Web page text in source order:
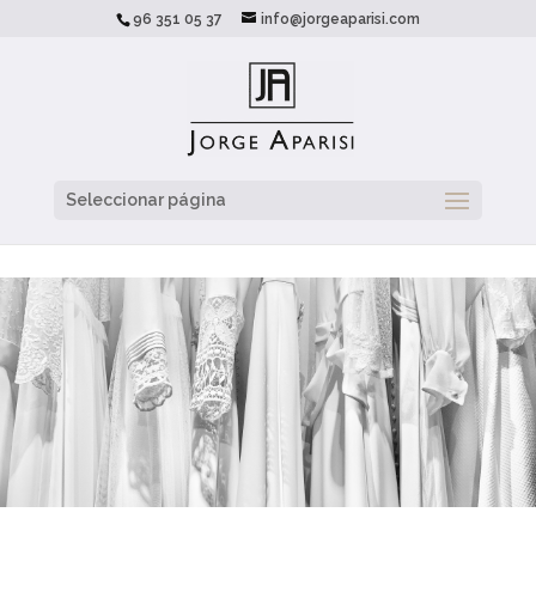
96 351 05 37 info@jorgeaparisi.com
Seleccionar página